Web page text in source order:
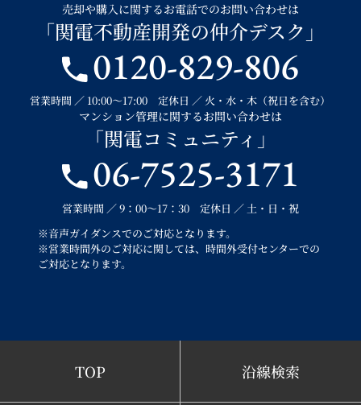
売却や購入に関するお電話でのお問い合わせは
「関電不動産開発の仲介デスク」
0120-829-806
営業時間 ／ 10:00～17:00 定休日 ／ 火・水・木（祝日を含む）
マンション管理に関するお問い合わせは
「関電コミュニティ」
06-7525-3171
営業時間 ／ 9：00～17：30 定休日 ／ 土・日・祝
※音声ガイダンスでのご対応となります。
※営業時間外のご対応に関しては、時間外受付センターでの
ご対応となります。
TOP 沿線検索